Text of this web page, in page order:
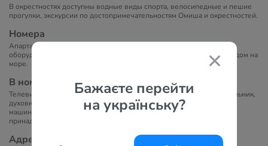
Бажаєте перейти
на українську?
В окрестностях доступны водные виды спорта, велосипедные и пешие
прогулки, экскурсии по достопримечательностям Омиша и окрестностей.
Номера
Апартаменты с двумя спальнями, гостиной зоной, полностью
оборудованной кухней, ванной комнатой с душем и балконом с видом на
море.
В номерах
Телевизор с плоским экраном, кондиционер, кухня (плита, холодильник,
духовка, микроволновая печь, кофемашина, чайник), стиральная
машина, утюг, гладильная доска, фен, туалетно-косметические
принадлежности, бесплатный Wi-Fi, балкон с видом на море.
Адрес